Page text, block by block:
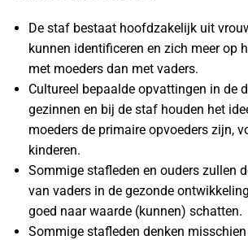
De staf bestaat hoofdzakelijk uit
kunnen identificeren en zich meer op
met moeders dan met vaders.
Cultureel bepaalde opvattingen in de
gezinnen en bij de staf houden het
moeders de primaire opvoeders zijn,
kinderen.
Sommige stafleden en ouders zullen
van vaders in de gezonde
goed naar waarde (kunnen) schatten.
Sommige stafleden denken